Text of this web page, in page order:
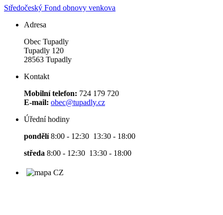
Středočeský Fond obnovy venkova
Adresa
Obec Tupadly
Tupadly 120
28563 Tupadly
Kontakt
Mobilní telefon: 724 179 720
E-mail: obec@tupadly.cz
Úřední hodiny
pondělí8:00 - 12:30 13:30 - 18:00
středa 8:00 - 12:30 13:30 - 18:00